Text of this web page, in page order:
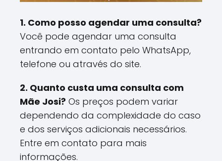
1. Como posso agendar uma consulta?
Você pode agendar uma consulta
entrando em contato pelo WhatsApp,
telefone ou através do site.
2. Quanto custa uma consulta com
Mãe Josi? Os preços podem variar
dependendo da complexidade do caso
e dos serviços adicionais necessários.
Entre em contato para mais
informações.